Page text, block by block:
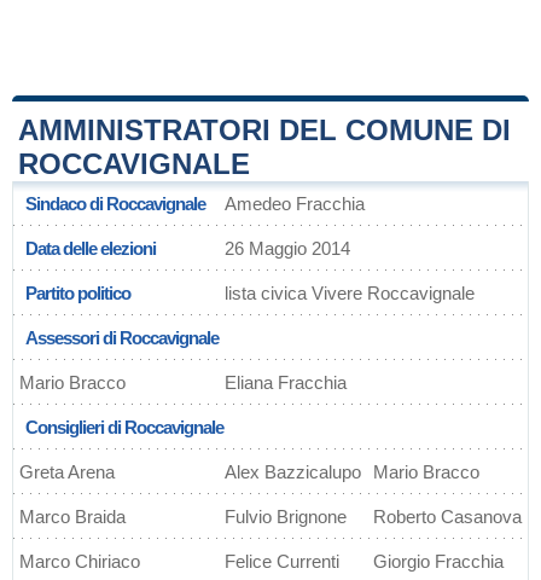
AMMINISTRATORI DEL COMUNE DI
ROCCAVIGNALE
Sindaco di Roccavignale Amedeo Fracchia
Data delle elezioni 26 Maggio 2014
Partito politico lista civica Vivere Roccavignale
Assessori di Roccavignale
Mario Bracco Eliana Fracchia
Consiglieri di Roccavignale
Greta Arena Alex Bazzicalupo Mario Bracco
Marco Braida Fulvio Brignone Roberto Casanova
Marco Chiriaco Felice Currenti Giorgio Fracchia